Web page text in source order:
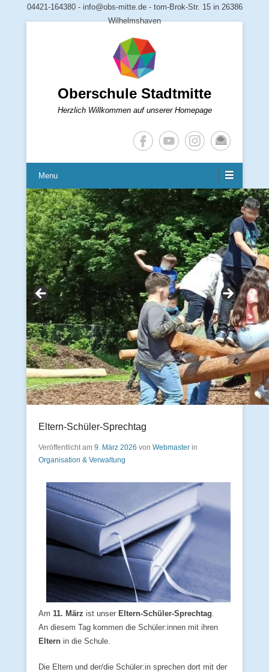
04421-164380 - info@obs-mitte.de - tom-Brok-Str. 15 in 26386
Wilhelmshaven
Oberschule Stadtmitte
Herzlich Willkommen auf unserer Homepage
Menu
Eltern‑Schüler‑Sprechtag
Veröffentlicht am 9. März 2026 von Webmaster in
Organisation & Verwaltung
Am 11. März ist unser Eltern‑Schüler‑Sprechtag
An diesem Tag kommen die Schüler:innen mit ihren
Eltern in die Schule.
Die Eltern und der/die Schüler:in sprechen dort mit der